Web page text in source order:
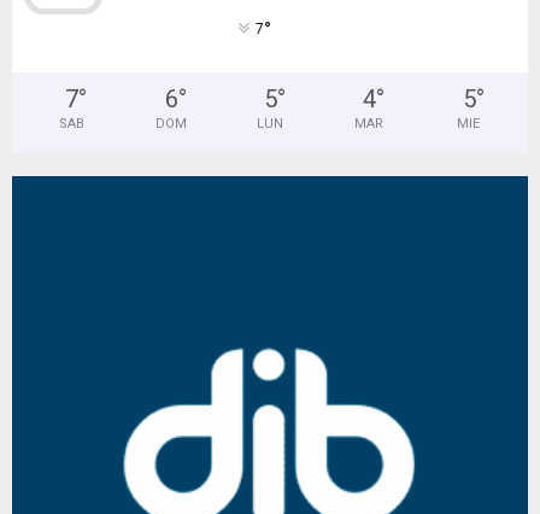
7°
7°
SAB
6°
DOM
5°
LUN
4°
MAR
5°
MIE